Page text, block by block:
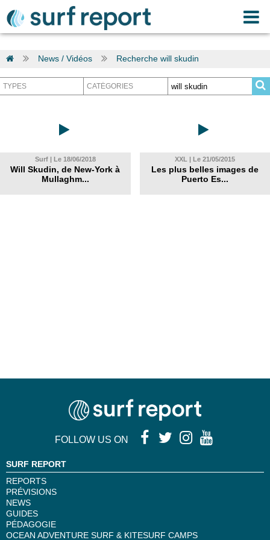
News / Vidéos Recherche will skudin
Surf | Le 18/06/2018
Will Skudin, de New-York à
Mullaghm...
XXL | Le 21/05/2015
Les plus belles images de
Puerto Es...
FOLLOW US ON
SURF REPORT
REPORTS
PRÉVISIONS
NEWS
GUIDES
PÉDAGOGIE
OCEAN ADVENTURE SURF & KITESURF CAMPS